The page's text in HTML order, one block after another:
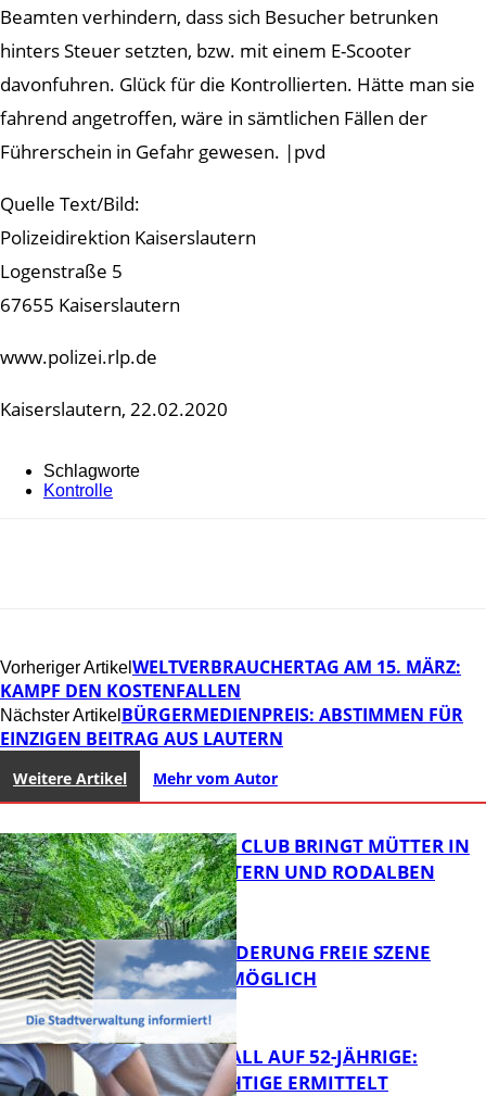
Beamten verhindern, dass sich Besucher betrunken
hinters Steuer setzten, bzw. mit einem E-Scooter
davonfuhren. Glück für die Kontrollierten. Hätte man sie
fahrend angetroffen, wäre in sämtlichen Fällen der
Führerschein in Gefahr gewesen. |pvd
Quelle Text/Bild:
Polizeidirektion Kaiserslautern
Logenstraße 5
67655 Kaiserslautern
www.polizei.rlp.de
Kaiserslautern, 22.02.2020
Schlagworte
Kontrolle
Vorheriger Artikel WELTVERBRAUCHERTAG AM 15. MÄRZ:
KAMPF DEN KOSTENFALLEN
Nächster Artikel BÜRGERMEDIENPREIS: ABSTIMMEN FÜR
EINZIGEN BEITRAG AUS LAUTERN
Weitere Artikel Mehr vom Autor
FB News
NEUER MOM CLUB BRINGT MÜTTER IN
KAISERSLAUTERN UND RODALBEN
ZUSAMMEN
PROJEKTFÖRDERUNG FREIE SZENE
WEITERHIN MÖGLICH
RAUBÜBERFALL AUF 52-JÄHRIGE:
TATVERDÄCHTIGE ERMITTELT